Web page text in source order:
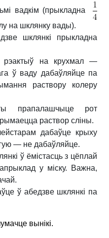
вадкім (прыкладна
на шклянку вады).
шклянкі прыкладна
рэактыў на крухмал —
ў ваду дабаўляйце па
раствору колеру
прапалашчыце рот
раствор сліны.
дабаўце крыху
— не дабаўляйце.
ў ёмістасць з цёплай
у міску. Важна,
ў абедзве шклянкі па
вынікі.